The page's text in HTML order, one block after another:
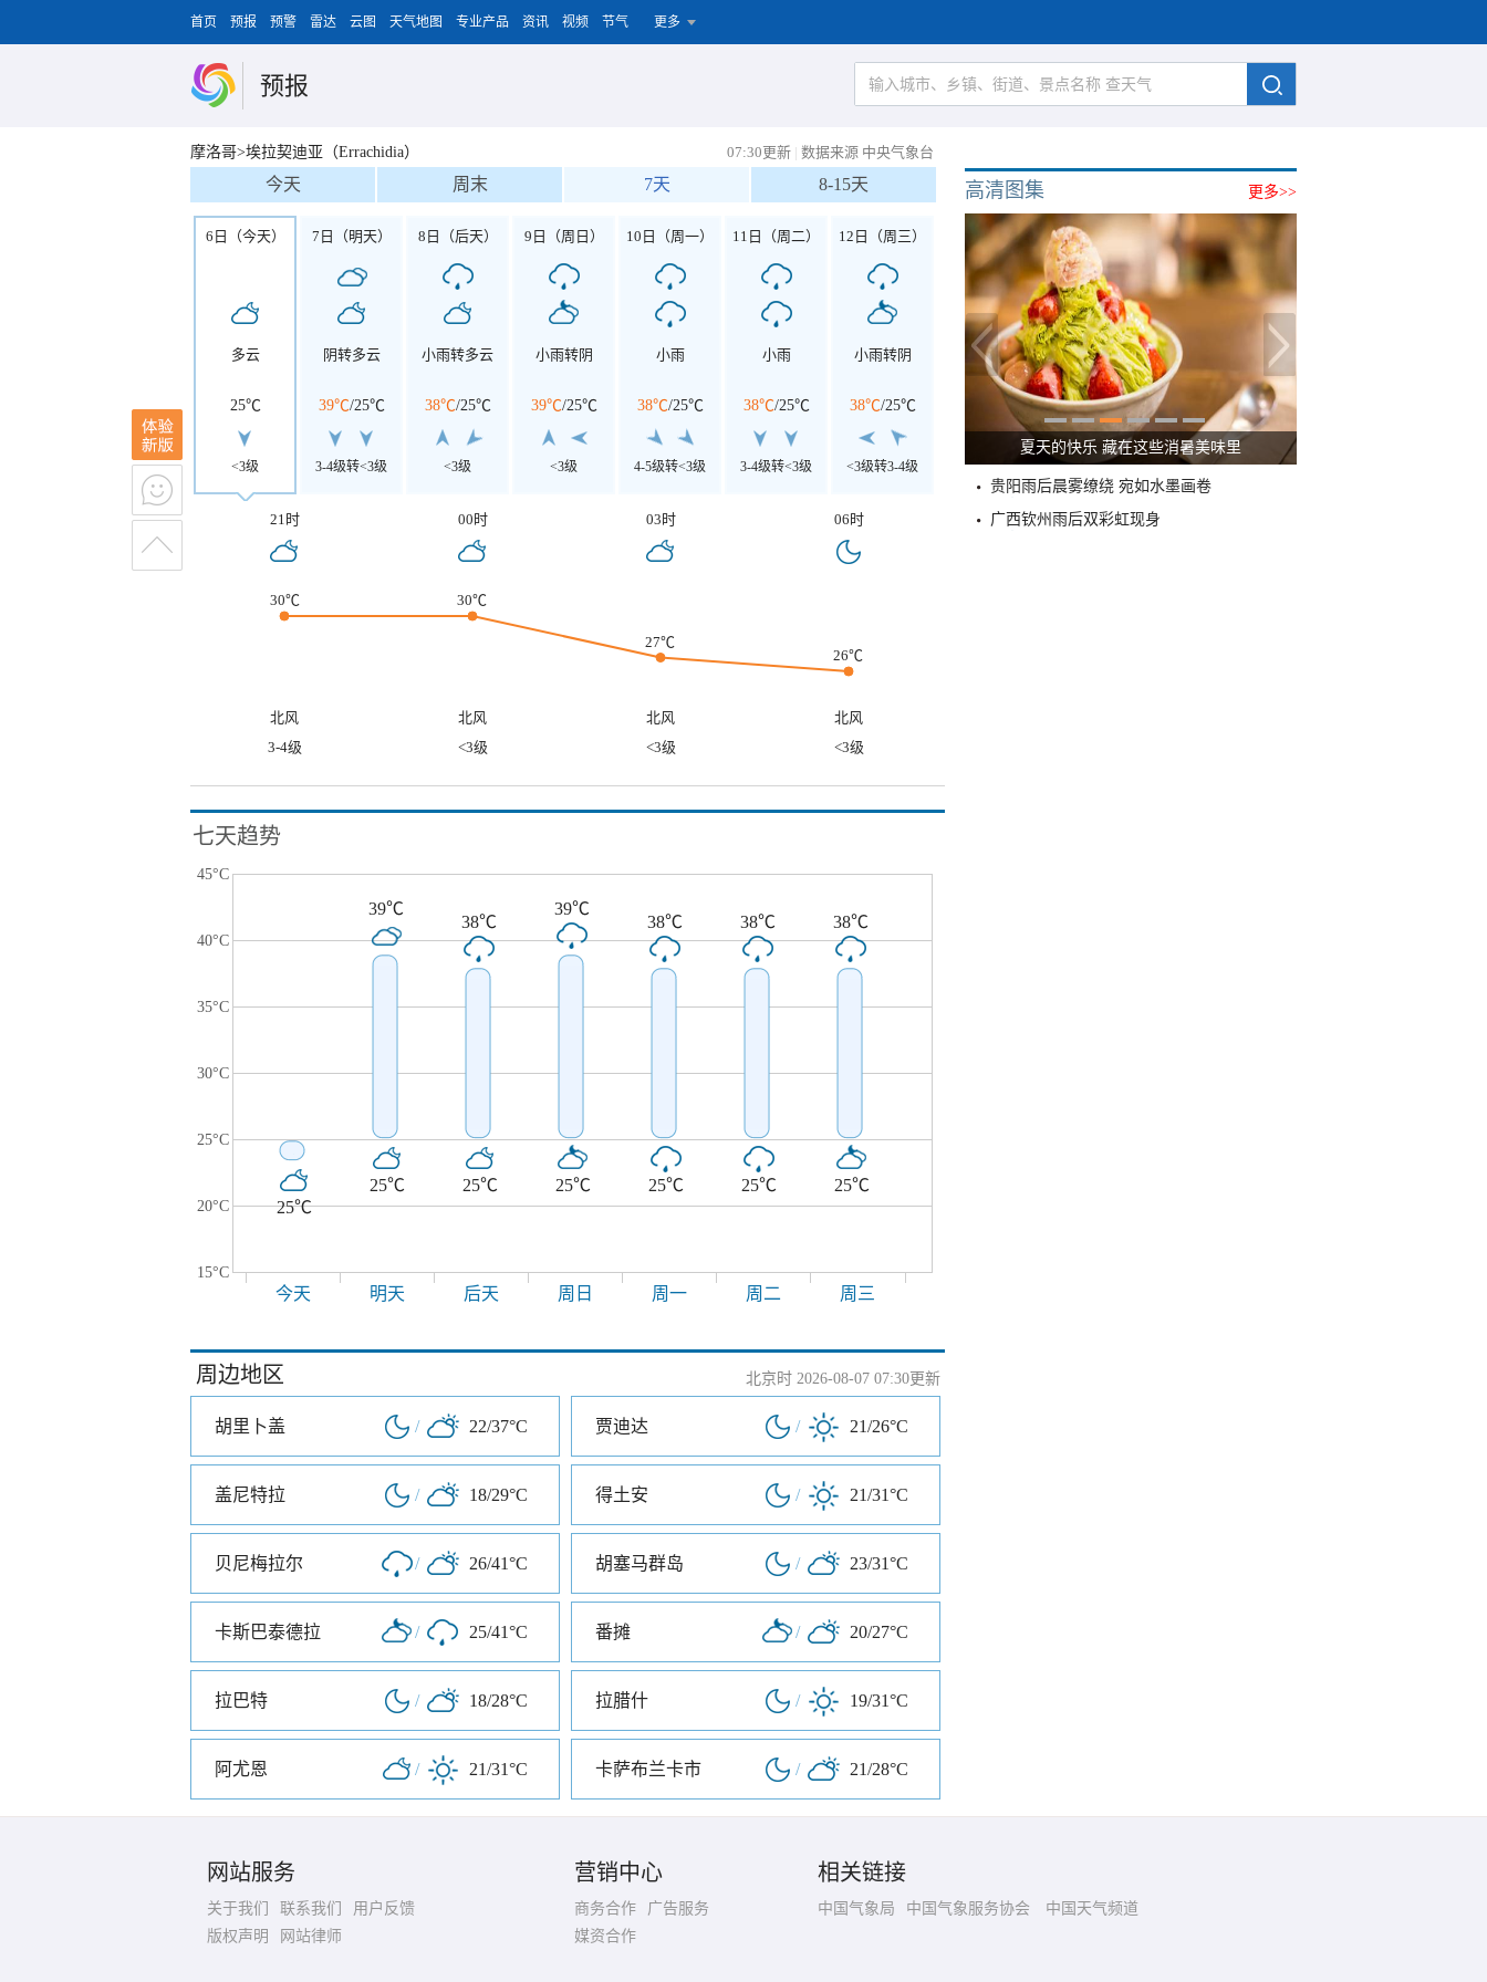
首页 预报 预警 雷达 云图 天气地图 专业产品 资讯 视频 节气 更多
预报
摩洛哥>埃拉契迪亚（Errachidia） 07:30更新 | 数据来源 中央气象台
今天 周末 7天 8-15天
6日（今天）
多云
25℃
<3级
7日（明天）
阴转多云
39℃/25℃
3-4级转<3级
8日（后天）
小雨转多云
38℃/25℃
<3级
9日（周日）
小雨转阴
39℃/25℃
<3级
10日（周一）
小雨
38℃/25℃
4-5级转<3级
11日（周二）
小雨
38℃/25℃
3-4级转<3级
12日（周三）
小雨转阴
38℃/25℃
<3级转3-4级
21时 00时 03时 06时
30℃ 30℃
27℃
26℃
北风 北风 北风
北风
3-4级
<3级 <3级 <3级
七天趋势
45°C
40°C
35°C
30°C
25°C
20°C
15°C
25℃
39℃
25℃
38℃
25℃
39℃
25℃
38℃
25℃
38℃
25℃
38℃
25℃
今天 明天 后天 周日 周一 周二 周三
周边地区 北京时 2026-08-07 07:30更新
胡里卜盖 / 22/37°C 贾迪达 / 21/26°C
盖尼特拉 / 18/29°C 得土安 / 21/31°C
贝尼梅拉尔 / 26/41°C 胡塞马群岛 / 23/31°C
卡斯巴泰德拉 / 25/41°C 番摊 / 20/27°C
拉巴特 / 18/28°C 拉腊什 / 19/31°C
阿尤恩 / 21/31°C 卡萨布兰卡市 / 21/28°C
更多>>
高清图集
夏天的快乐 藏在这些消暑美味里
贵阳雨后晨雾缭绕 宛如水墨画卷
广西钦州雨后双彩虹现身
网站服务
关于我们 联系我们
用户反馈
版权声明
网站律师
营销中心
商务合作
广告服务
媒资合作
相关链接
中国气象局 中国气象服务协会 中国天气频道